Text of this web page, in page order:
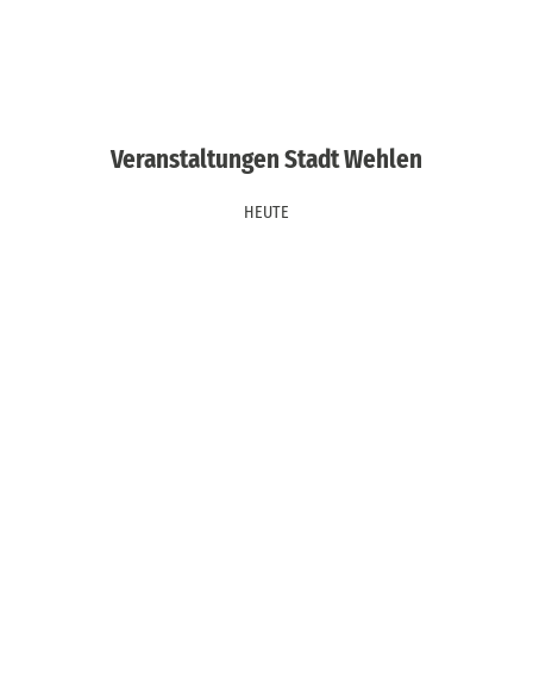
Veranstaltungen Stadt Wehlen
HEUTE